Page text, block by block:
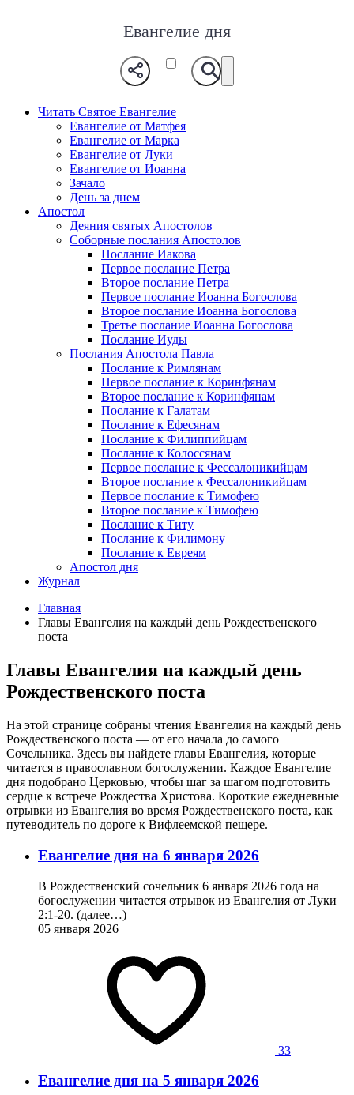
Евангелие дня
Читать Святое Евангелие
Евангелие от Матфея
Евангелие от Марка
Евангелие от Луки
Евангелие от Иоанна
Зачало
День за днем
Апостол
Деяния святых Апостолов
Соборные послания Апостолов
Послание Иакова
Первое послание Петра
Второе послание Петра
Первое послание Иоанна Богослова
Второе послание Иоанна Богослова
Третье послание Иоанна Богослова
Послание Иуды
Послания Апостола Павла
Послание к Римлянам
Первое послание к Коринфянам
Второе послание к Коринфянам
Послание к Галатам
Послание к Ефесянам
Послание к Филиппийцам
Послание к Колоссянам
Первое послание к Фессалоникийцам
Второе послание к Фессалоникийцам
Первое послание к Тимофею
Второе послание к Тимофею
Послание к Титу
Послание к Филимону
Послание к Евреям
Апостол дня
Журнал
Главная
Главы Евангелия на каждый день Рождественского
поста
Главы Евангелия на каждый день
Рождественского поста
На этой странице собраны чтения Евангелия на каждый день
Рождественского поста — от его начала до самого
Сочельника. Здесь вы найдете главы Евангелия, которые
читается в православном богослужении. Каждое Евангелие
дня подобрано Церковью, чтобы шаг за шагом подготовить
сердце к встрече Рождества Христова. Короткие ежедневные
отрывки из Евангелия во время Рождественского поста, как
путеводитель по дороге к Вифлеемской пещере.
Евангелие дня на 6 января 2026
В Рождественский сочельник 6 января 2026 года на
богослужении читается отрывок из Евангелия от Луки
2:1-20. (далее…)
05 января 2026
33
Евангелие дня на 5 января 2026